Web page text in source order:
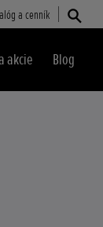
a cenník
akcie Blog